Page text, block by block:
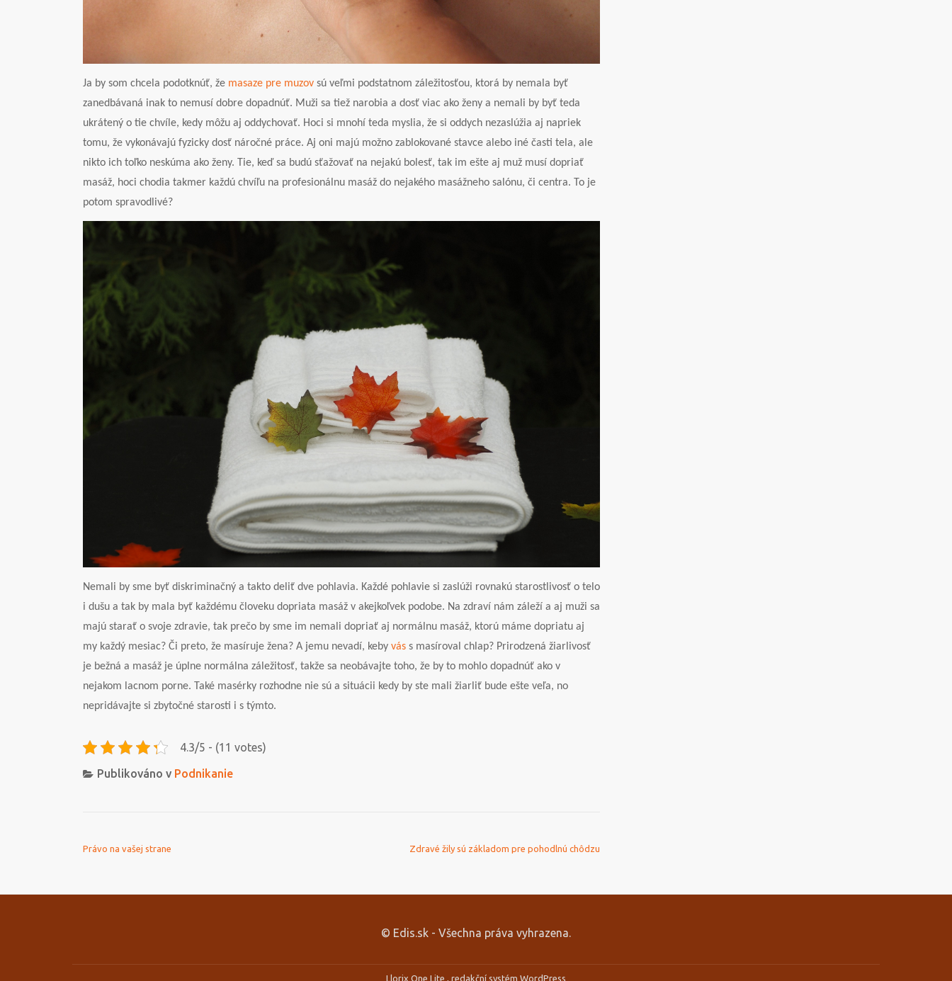
Ja by som chcela podotknúť, že masaze pre muzov sú veľmi podstatnom záležitosťou, ktorá by nemala byť
zanedbávaná inak to nemusí dobre dopadnúť. Muži sa tiež narobia a dosť viac ako ženy a nemali by byť teda
ukrátený o tie chvíle, kedy môžu aj oddychovať. Hoci si mnohí teda myslia, že si oddych nezaslúžia aj napriek
tomu, že vykonávajú fyzicky dosť náročné práce. Aj oni majú možno zablokované stavce alebo iné časti tela, ale
nikto ich toľko neskúma ako ženy. Tie, keď sa budú sťažovať na nejakú bolesť, tak im ešte aj muž musí dopriať
masáž, hoci chodia takmer každú chvíľu na profesionálnu masáž do nejakého masážneho salónu, či centra. To je
potom spravodlivé?
Nemali by sme byť diskriminačný a takto deliť dve pohlavia. Každé pohlavie si zaslúži rovnakú starostlivosť o telo
i dušu a tak by mala byť každému človeku dopriata masáž v akejkoľvek podobe. Na zdraví nám záleží a aj muži sa
majú starať o svoje zdravie, tak prečo by sme im nemali dopriať aj normálnu masáž, ktorú máme dopriatu aj
my každý mesiac? Či preto, že masíruje žena? A jemu nevadí, keby vás s masíroval chlap? Prirodzená žiarlivosť
je bežná a masáž je úplne normálna záležitosť, takže sa neobávajte toho, že by to mohlo dopadnúť ako v
nejakom lacnom porne. Také masérky rozhodne nie sú a situácii kedy by ste mali žiarliť bude ešte veľa, no
nepridávajte si zbytočné starosti i s týmto.
4.3/5 - (11 votes)
Publikováno v Podnikanie
Právo na vašej strane Zdravé žily sú základom pre pohodlnú chôdzu
© Edis.sk - Všechna práva vyhrazena.
Druhé
Llorix One Lite , redakční systém WordPress